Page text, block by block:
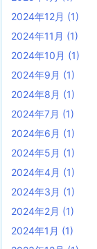
2024年12月 (1)
2024年11月 (1)
2024年10月 (1)
2024年9月 (1)
2024年8月 (1)
2024年7月 (1)
2024年6月 (1)
2024年5月 (1)
2024年4月 (1)
2024年3月 (1)
2024年2月 (1)
2024年1月 (1)